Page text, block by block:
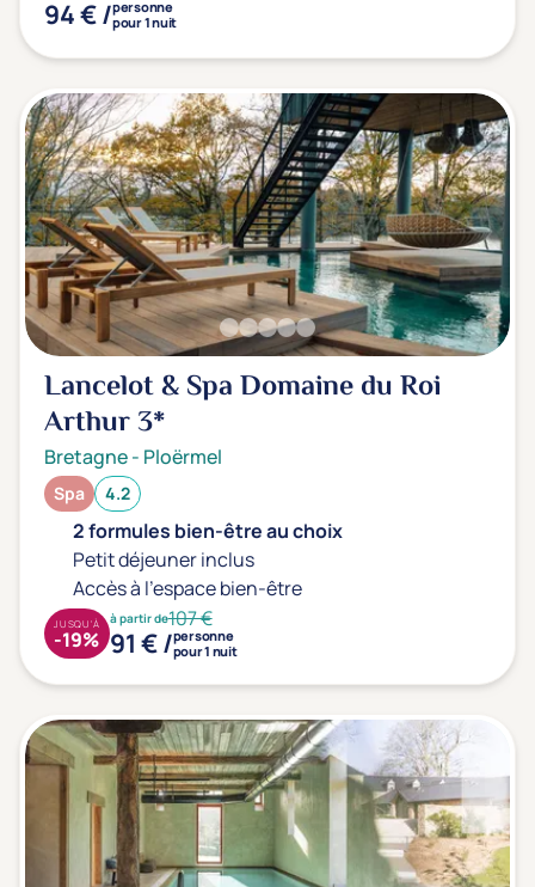
94 € /personne
pour 1 nuit
Lancelot & Spa Domaine du Roi
Arthur3*
Bretagne- Ploërmel
Spa 4.2
2 formules bien-être au choix
Petit déjeuner inclus
Accès à l'espace bien-être
à partir de107 €
91 € /personne
pour 1 nuit
JUSQU'À
-19%